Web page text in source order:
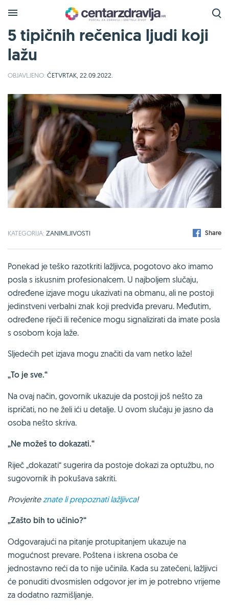
5 tipičnih rečenica ljudi koji
lažu
OBJAVLJENO: ČETVRTAK, 22.09.2022.
KATEGORIJA: ZANIMLJIVOSTI Share
Ponekad je teško razotkriti lažljivca, pogotovo ako imamo
posla s iskusnim profesionalcem. U najboljem slučaju,
određene izjave mogu ukazivati ​​na obmanu, ali ne postoji
jedinstveni verbalni znak koji predviđa prevaru. Međutim,
određene riječi ili rečenice mogu signalizirati da imate posla
s osobom koja laže.
Sljedećih pet izjava mogu značiti da vam netko laže!
„To je sve.“
Na ovaj način, govornik ukazuje da postoji još nešto za
ispričati, no ne želi ići u detalje. U ovom slučaju je jasno da
osoba nešto skriva.
„Ne možeš to dokazati.“
Riječ „dokazati“ sugerira da postoje dokazi za optužbu, no
sugovornik ih pokušava sakriti.
Provjerite znate li prepoznati lažljivca!
„Zašto bih to učinio?“
Odgovarajući na pitanje protupitanjem ukazuje na
mogućnost prevare. Poštena i iskrena osoba će
jednostavno reći da to nije učinila. Kada su zatečeni, lažljivci
će ponuditi dvosmislen odgovor jer im je potrebno vrijeme
za dodatno razmišljanje.